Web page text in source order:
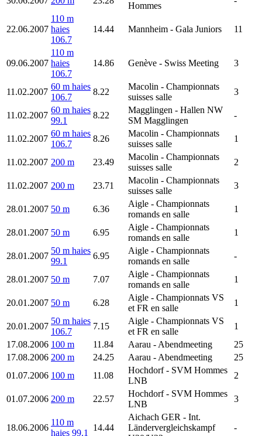
Hommes
22.06.2007
110 m
haies
106.7
14.44 Mannheim - Gala Juniors 11
09.06.2007
110 m
haies
106.7
14.86 Genève - Swiss Meeting 3
11.02.2007
60 m haies
106.7
8.22
Macolin - Championnats
suisses salle
3
11.02.2007
60 m haies
99.1
8.22
Magglingen - Hallen NW
SM Magglingen
-
11.02.2007
60 m haies
106.7
8.26
Macolin - Championnats
suisses salle
1
11.02.2007 200 m 23.49
Macolin - Championnats
suisses salle
2
11.02.2007 200 m 23.71
Macolin - Championnats
suisses salle
3
28.01.2007 50 m 6.36
Aigle - Championnats
romands en salle
1
28.01.2007 50 m 6.95
Aigle - Championnats
romands en salle
1
28.01.2007
50 m haies
99.1
6.95
Aigle - Championnats
romands en salle
-
28.01.2007 50 m 7.07
Aigle - Championnats
romands en salle
1
20.01.2007 50 m 6.28
Aigle - Championnats VS
et FR en salle
1
20.01.2007
50 m haies
106.7
7.15
Aigle - Championnats VS
et FR en salle
1
17.08.2006 100 m 11.84 Aarau - Abendmeeting
25
17.08.2006 200 m 24.25 Aarau - Abendmeeting
25
01.07.2006 100 m 11.08
Hochdorf- SVM Hommes
LNB
2
01.07.2006 200 m 22.57
Hochdorf- SVM Hommes
LNB
3
18.06.2006
110 m
haies 99.1
14.44
Aichach GER - Int.
Ländervergleichskampf
-